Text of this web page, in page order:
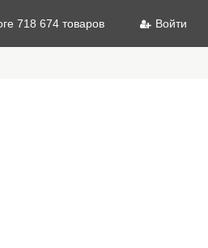
718 674 товаров Войти